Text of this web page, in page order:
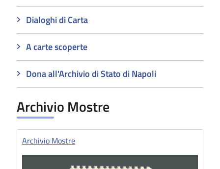
Dialoghi di Carta
A carte scoperte
Dona all'Archivio di Stato di Napoli
Archivio Mostre
Archivio Mostre